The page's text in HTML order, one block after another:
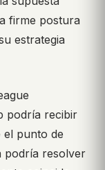
firme postura
estrategia
podría recibir
el punto de
podría resolver